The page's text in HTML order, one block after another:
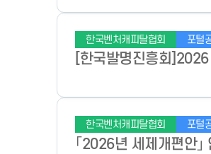
한국벤처캐피탈협회 포털
[한국발명진흥회
한국벤처캐피탈협회 포털
｢2026년 세제개편안｣